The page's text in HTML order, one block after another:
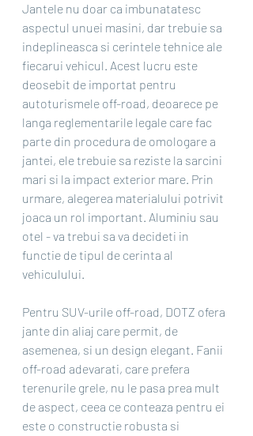
Jantele nu doar ca imbunatatesc
aspectul unuei masini, dar trebuie sa
indeplineasca si cerintele tehnice ale
fiecarui vehicul. Acest lucru este
deosebit de importat pentru
autoturismele off-road, deoarece pe
langa reglementarile legale care fac
parte din procedura de omologare a
jantei, ele trebuie sa reziste la sarcini
mari si la impact exterior mare. Prin
urmare, alegerea materialului potrivit
joaca un rol important. Aluminiu sau
otel - va trebui sa va decideti in
functie de tipul de cerinta al
vehiculului.
Pentru SUV-urile off-road, DOTZ ofera
jante din aliaj care permit, de
asemenea, si un design elegant. Fanii
off-road adevarati, care prefera
terenurile grele, nu le pasa prea mult
de aspect, ceea ce conteaza pentru ei
este o constructie robusta si